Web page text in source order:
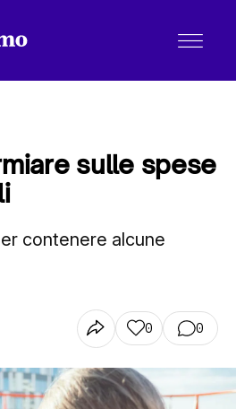
sulle spese
contenere alcune
0 0